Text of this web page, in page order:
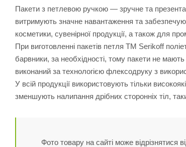
Пакети з петлевою ручкою — зручне та
витримують значне навантаження та
косметики, сувенірної продукції, а також для
При виготовленні пакетів петля ТМ Serikoff
барвники, за необхідності, тому пакети не
виконаний за технологією флексодруку з
У всій продукції використовують тільки
зменшують налипання дрібних сторонніх тіл,
Фото товару на сайті може відрізнятися